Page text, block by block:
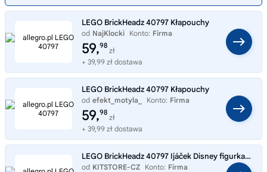
LEGO BrickHeadz 40797 Kłapouchy
od NajKlocki Konto: Firma
59,98
zł
+ 39,99 zł dostawa
LEGO BrickHeadz 40797 Kłapouchy
od efekt_motyla_ Konto: Firma
59,98
zł
+ 39,99 zł dostawa
LEGO BrickHeadz 40797 Ijáček Disney figurka kolekcjonerska
od KITSTORE-CZ Konto: Firma